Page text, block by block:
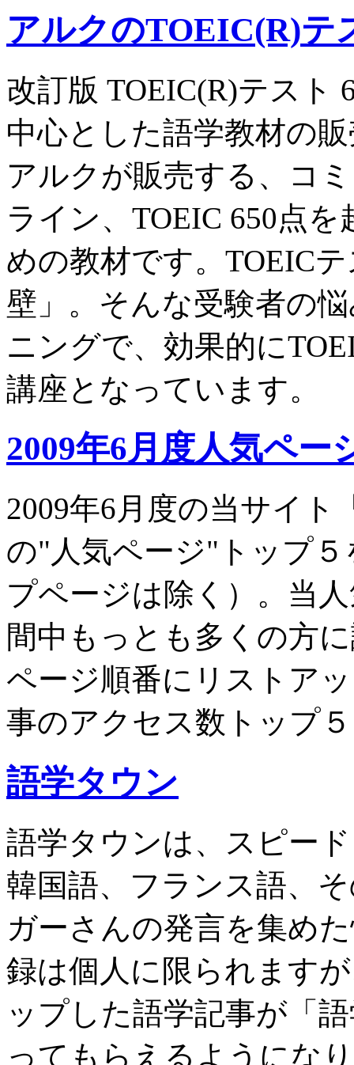
アルクのTOEIC(R)テ
改訂版 TOEIC(R)テスト
中心とした語学教材の
アルクが販売する、コ
ライン、TOEIC 650点
めの教材です。TOEIC
壁」。そんな受験者の
ニングで、効果的に
講座となっています。
2009年6月度人気ペー
2009年6月度の当サイト
の"人気ページ"トップ
プページは除く）。当
間中もっとも多くの方
ページ順番にリストア
事のアクセス数トップ
語学タウン
語学タウンは、スピー
韓国語、フランス語、
ガーさんの発言を集め
録は個人に限られます
ップした語学記事が「
ってもらえるようにな